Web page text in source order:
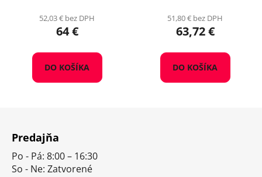
52,03 € bez DPH
64 €
DO KOŠÍKA
51,80 € bez DPH
63,72 €
DO KOŠÍKA
Predajňa
Po - Pá: 8:00 – 16:30
So - Ne: Zatvorené